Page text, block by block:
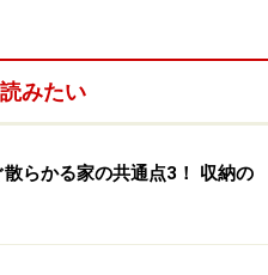
タイプの場合は、調理小物
便利です。クローゼットで
みたい
散らかる家の共通点3！ 収納の